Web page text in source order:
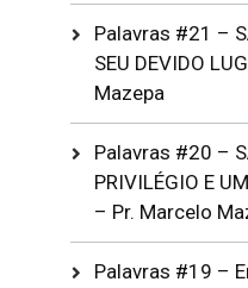
Palavras #21 –
SEU DEVIDO
Mazepa
Palavras #20 –
PRIVILÉGIO E
– Pr. Marcelo
Palavras #19 –